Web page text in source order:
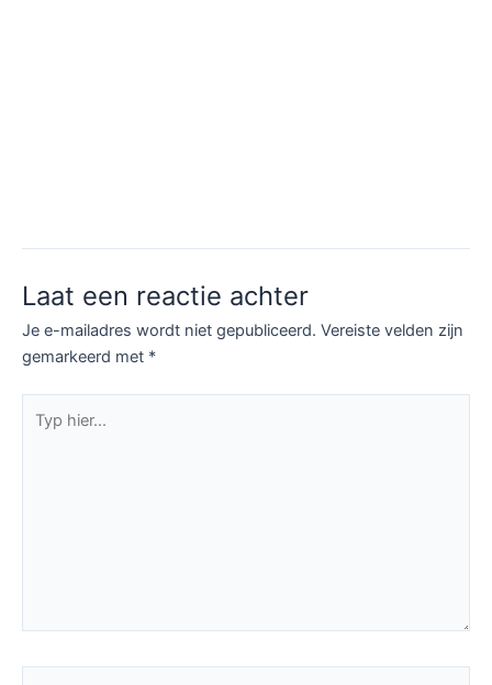
Laat een reactie achter
Je e-mailadres wordt niet gepubliceerd. Vereiste velden zijn
gemarkeerd met *
hier...